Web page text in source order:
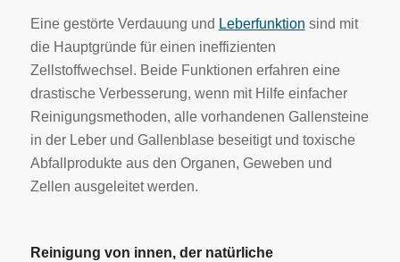
Eine gestörte Verdauung und Leberfunktion sind mit
die Hauptgründe für einen ineffizienten
Zellstoffwechsel. Beide Funktionen erfahren eine
drastische Verbesserung, wenn mit Hilfe einfacher
Reinigungsmethoden, alle vorhandenen Gallensteine
in der Leber und Gallenblase beseitigt und toxische
Abfallprodukte aus den Organen, Geweben und
Zellen ausgeleitet werden.
Reinigung von innen, der natürliche